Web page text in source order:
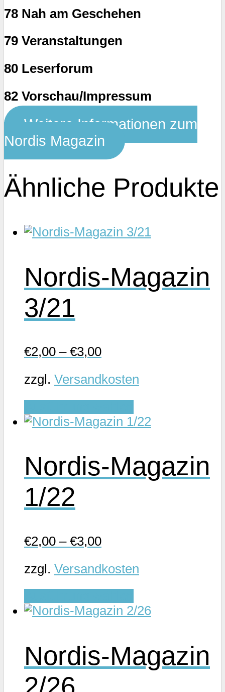
78 Nah am Geschehen
79 Veranstaltungen
80 Leserforum
82 Vorschau/Impressum
Weitere Informationen zum
Nordis Magazin
Ähnliche Produkte
Nordis-Magazin
3/21
€2,00 – €3,00
zzgl. Versandkosten
Produkt
Varianten
auf.
Produktseite
Nordis-Magazin
1/22
€2,00 – €3,00
zzgl. Versandkosten
Produkt
Varianten
auf.
Nordis-Magazin